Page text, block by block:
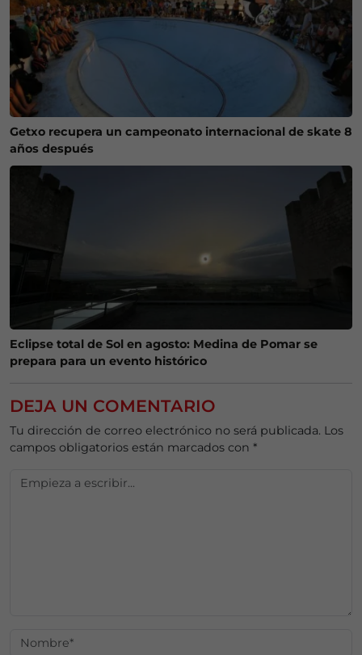
Getxo recupera un campeonato internacional de skate 8
años después
Eclipse total de Sol en agosto: Medina de Pomar se
prepara para un evento histórico
DEJA UN COMENTARIO
Tu dirección de correo electrónico no será publicada. Los
campos obligatorios están marcados con *